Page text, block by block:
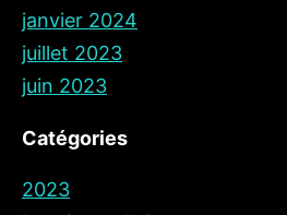
janvier 2024
juillet 2023
juin 2023
Catégories
2023